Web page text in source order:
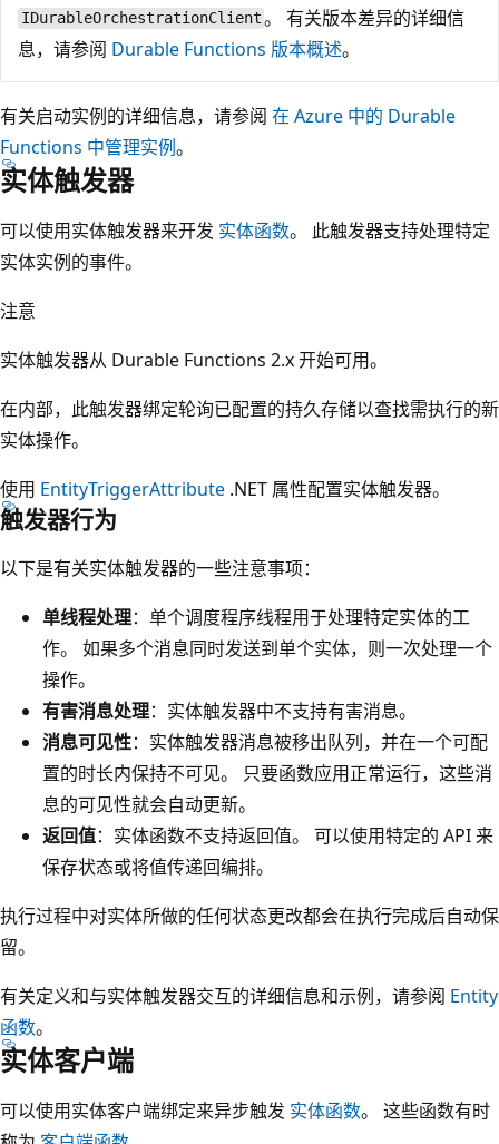
IDurableOrchestrationClient 。 有关版本差异的详细信
息，请参阅 Durable Functions 版本概述。
有关启动实例的详细信息，请参阅 在 Azure 中的 Durable
Functions 中管理实例。
实体触发器
可以使用实体触发器来开发 实体函数。 此触发器支持处理特定
实体实例的事件。
注意
实体触发器从 Durable Functions 2.x 开始可用。
在内部，此触发器绑定轮询已配置的持久存储以查找需执行的新
实体操作。
使用 EntityTriggerAttribute .NET 属性配置实体触发器。
触发器行为
以下是有关实体触发器的一些注意事项：
单线程处理：单个调度程序线程用于处理特定实体的工
作。 如果多个消息同时发送到单个实体，则一次处理一个
操作。
有害消息处理：实体触发器中不支持有害消息。
消息可见性：实体触发器消息被移出队列，并在一个可配
置的时长内保持不可见。 只要函数应用正常运行，这些消
息的可见性就会自动更新。
返回值：实体函数不支持返回值。 可以使用特定的 API 来
保存状态或将值传递回编排。
执行过程中对实体所做的任何状态更改都会在执行完成后自动保
留。
有关定义和与实体触发器交互的详细信息和示例，请参阅 Entity
函数。
实体客户端
可以使用实体客户端绑定来异步触发 实体函数。 这些函数有时